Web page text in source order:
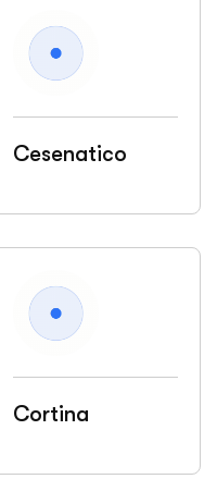
Cesenatico
Cortina